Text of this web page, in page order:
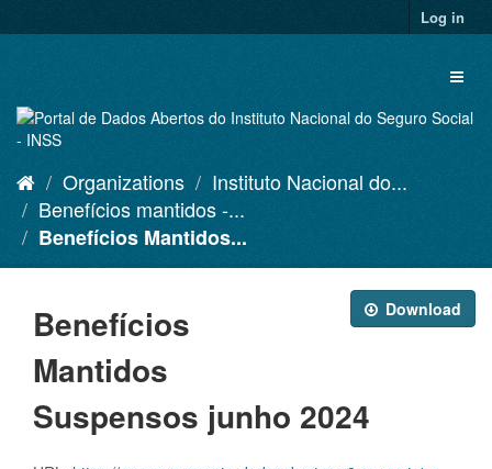
to
Log in
Organizations
Instituto Nacional do...
Benefícios mantidos -...
Benefícios Mantidos...
Download
Benefícios
Mantidos
Suspensos junho 2024